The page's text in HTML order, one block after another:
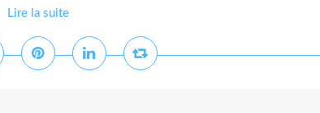
Lire la suite